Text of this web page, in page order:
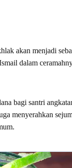
akan menjadi
dalam
bagi santri
menyerahkan